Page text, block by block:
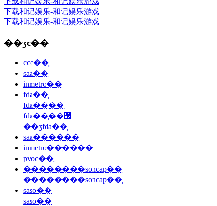
下载和记娱乐-和记娱乐游戏
下载和记娱乐-和记娱乐游戏
��ʒϵ��
ccc��֤
saa��֤
inmetro��֤
fda��֤
fda��֤��˾
fda��֤��׼
��ʒfda��֤
saa������֤
inmetro��֤����
pvoc��֤
��������soncap��֤
��������soncap��֤
saso��֤
saso��֤